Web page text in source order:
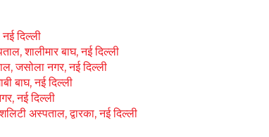
दिल्ली
शालीमार बाघ, नई दिल्ली
जसोला नगर, नई दिल्ली
बाघ, नई दिल्ली
नई दिल्ली
अस्पताल,द्वारका, नई दिल्ली